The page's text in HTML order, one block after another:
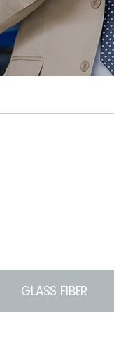
GLASS FIBER